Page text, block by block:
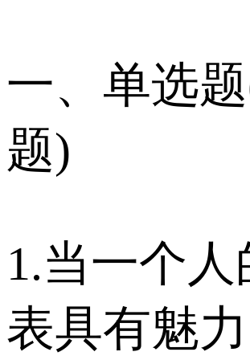
一、单选
题)
1.当一个人
表具有魅力